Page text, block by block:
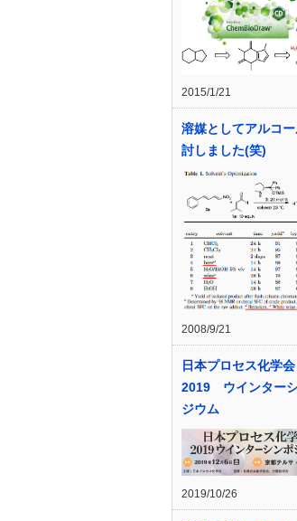
2015/1/21
溶媒としてアルコ
討しました(笑)
2008/9/21
日本プロセス化学会
2019 ウインター
ジウム
2019/10/26